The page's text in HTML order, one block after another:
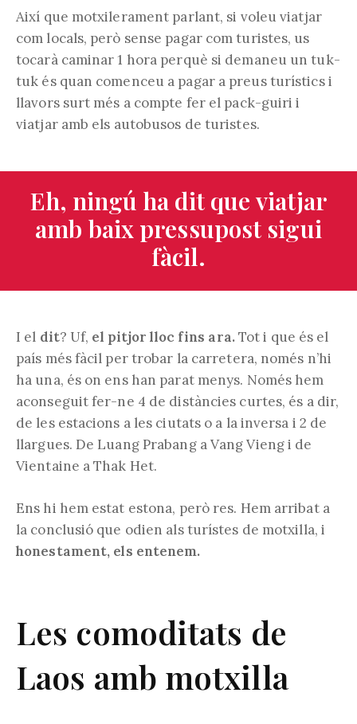
Així que motxilerament parlant, si voleu viatjar
com locals, però sense pagar com turistes, us
tocarà caminar 1 hora perquè si demaneu un tuk-
tuk és quan comenceu a pagar a preus turístics i
llavors surt més a compte fer el pack-guiri i
viatjar amb els autobusos de turistes.
Eh, ningú ha dit que viatjar
amb baix pressupost sigui
fàcil.
I el dit? Uf, el pitjor lloc fins ara.Tot i que és el
país més fàcil per trobar la carretera, només n’hi
ha una, és on ens han parat menys. Només hem
aconseguit fer-ne 4 de distàncies curtes, és a dir,
de les estacions a les ciutats o a la inversa i 2 de
llargues. De Luang Prabang a Vang Vieng i de
Vientaine a Thak Het.
Ens hi hem estat estona, però res. Hem arribat a
la conclusió que odien als turístes de motxilla, i
honestament, els entenem.
Les comoditats de
Laos amb motxilla